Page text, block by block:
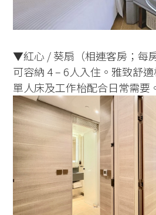
▼紅心 / 葵扇（相連客房；每
可容納 4 – 6人入住。雅致舒
單人床及工作枱配合日常需要